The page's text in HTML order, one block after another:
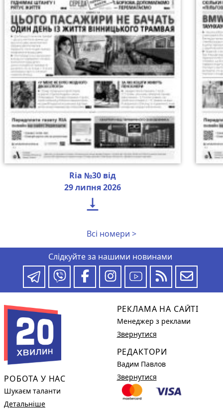
Ria №30 від
29 липня 2026

Всі номери >
Слідкуйте за нашими новинами
РОБОТА У НАС
Шукаєм таланти
Детальніше
РЕКЛАМА НА САЙТІ
Менеджер з реклами
Звернутися
РЕДАКТОРИ
Вадим Павлов
Звернутися